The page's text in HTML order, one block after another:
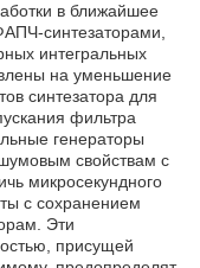
в ближайшее
синтезаторами,
интегральных
на уменьшение
синтезатора для
фильтра
генераторы
свойствам с
микросекундного
с сохранением
Эти
присущей